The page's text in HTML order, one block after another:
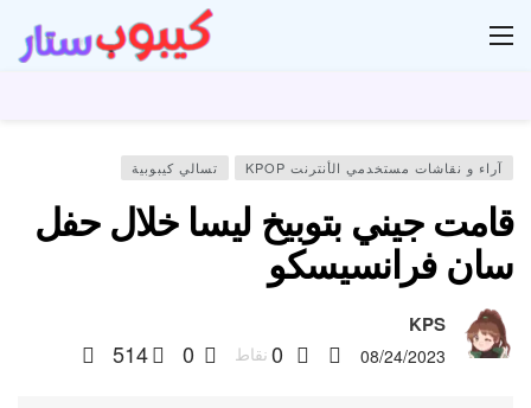
آراء و نقاشات مستخدمي الأنترنت KPOP تسالي كيبوبية
قامت جيني بتوبيخ ليسا خلال حفل
سان فرانسيسكو
KPS
08/24/2023
0 نقاط 0
514